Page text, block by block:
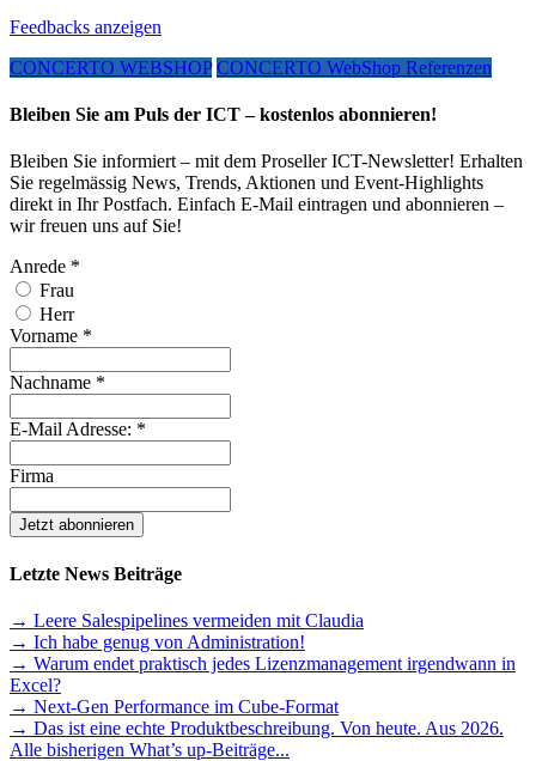
Feedbacks anzeigen
CONCERTO WEBSHOP CONCERTO WebShop Referenzen
Bleiben Sie am Puls der ICT – kostenlos abonnieren!
Bleiben Sie informiert – mit dem Proseller ICT-Newsletter! Erhalten
Sie regelmässig News, Trends, Aktionen und Event-Highlights
direkt in Ihr Postfach. Einfach E-Mail eintragen und abonnieren –
wir freuen uns auf Sie!
Anrede *
Frau
Herr
Vorname *
Nachname *
E-Mail Adresse: *
Firma
Letzte News Beiträge
→ Leere Salespipelines vermeiden mit Claudia
→ Ich habe genug von Administration!
→ Warum endet praktisch jedes Lizenzmanagement irgendwann in
Excel?
→ Next-Gen Performance im Cube-Format
→ Das ist eine echte Produktbeschreibung. Von heute. Aus 2026.
Alle bisherigen What’s up-Beiträge...